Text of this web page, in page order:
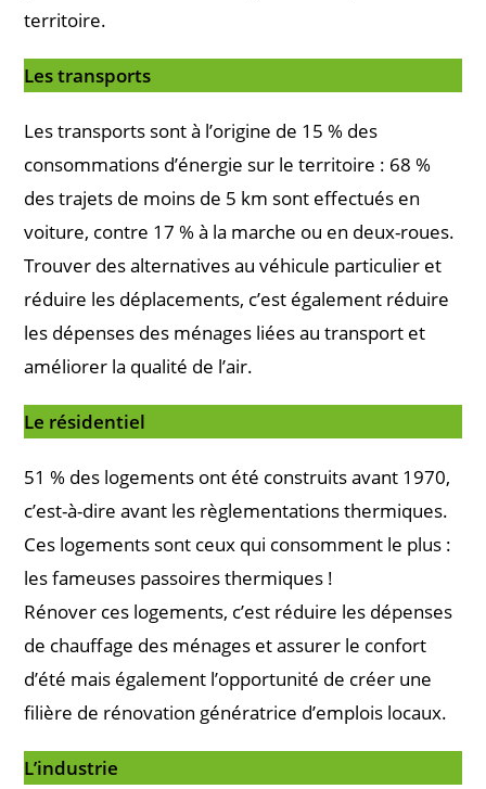
territoire.
Les transports
Les transports sont à l’origine de 15 % des
consommations d’énergie sur le territoire : 68 %
des trajets de moins de 5 km sont effectués en
voiture, contre 17 % à la marche ou en deux-roues.
Trouver des alternatives au véhicule particulier et
réduire les déplacements, c’est également réduire
les dépenses des ménages liées au transport et
améliorer la qualité de l’air.
Le résidentiel
51 % des logements ont été construits avant 1970,
c’est-à-dire avant les règlementations thermiques.
Ces logements sont ceux qui consomment le plus :
les fameuses passoires thermiques !
Rénover ces logements, c’est réduire les dépenses
de chauffage des ménages et assurer le confort
d’été mais également l’opportunité de créer une
filière de rénovation génératrice d’emplois locaux.
L’industrie